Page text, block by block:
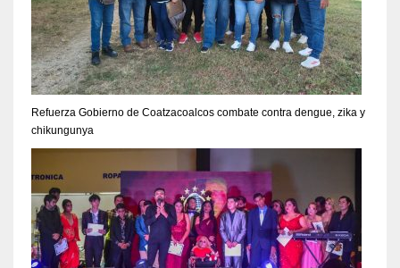
Refuerza Gobierno de Coatzacoalcos combate contra dengue, zika y
chikungunya